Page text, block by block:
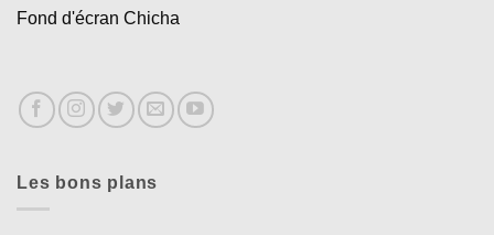
Fond d'écran Chicha
Les bons plans